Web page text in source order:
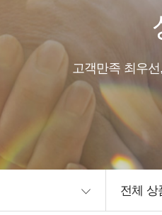
고객만족 최우
전체 상